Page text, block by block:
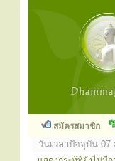
สมัครสมาชิก
วันเวลาปัจจุบัน 07